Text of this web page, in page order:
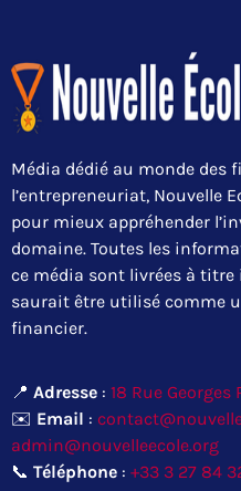
Média dédié au monde des
l’entrepreneuriat, Nouvelle
pour mieux appréhender
domaine. Toutes les
ce média sont livrées à
saurait être utilisé comme
financier.
📍 Adresse : 18 Rue Georges
✉️ Email :
admin@nouvelleecole.org
📞 Téléphone : +33 3 27 84